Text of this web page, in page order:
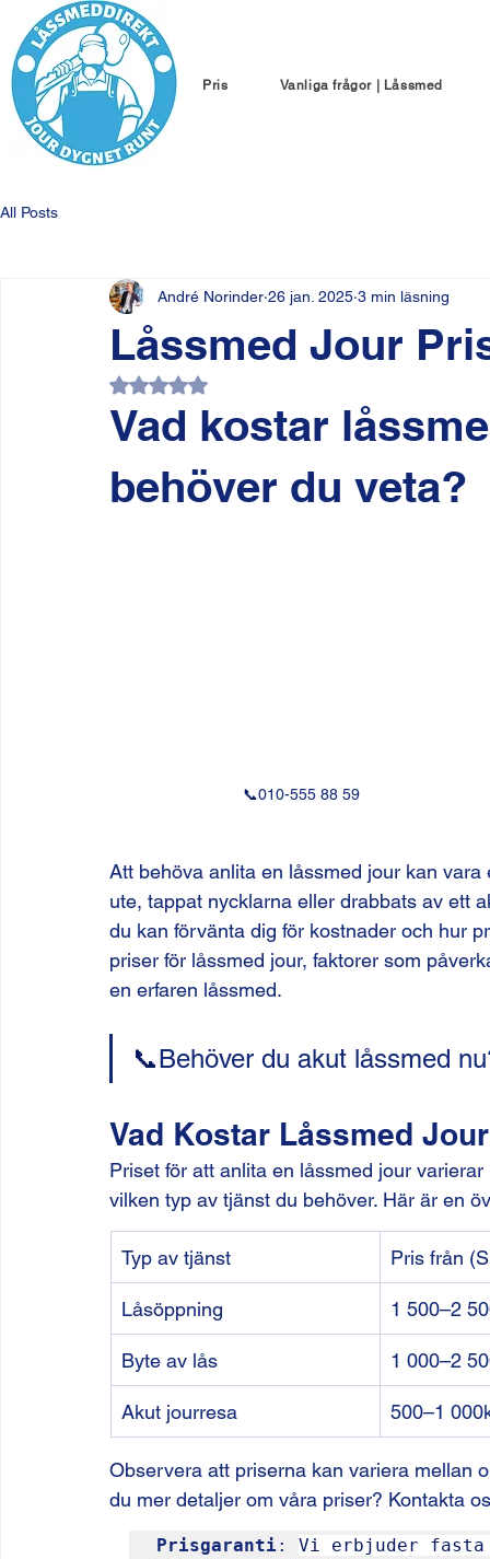
Pris Vanliga frågor | Låssmed
All Posts
Låssmed Jour
André Norinder 26 jan. 2025 3 min läsning
Betygsatt till NaN av 5 stjärnor.
Vad kostar
behöver du veta?
📞010-555 88 59
Att behöva anlita en låssmed jour kan
ute, tappat nycklarna eller drabbats av ett
du kan förvänta dig för kostnader och hur
priser för låssmed jour, faktorer som
en erfaren låssmed.
📞Behöver du akut låssmed
Vad Kostar Låssmed
Priset för att anlita en låssmed jour
vilken typ av tjänst du behöver. Här är en
Typ av tjänst Pris från
Låsöppning 1 500–2
Byte av lås 1 000–2
Akut jourresa 500–1
Observera att priserna kan variera mellan
du mer detaljer om våra priser? Kontakta
Prisgaranti: Vi erbjuder